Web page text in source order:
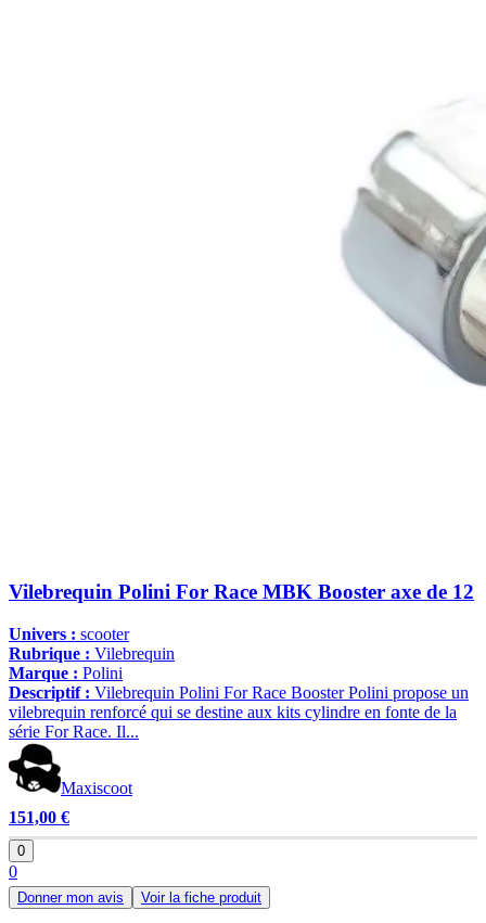
Vilebrequin Polini For Race MBK Booster axe de 12
Univers : scooter
Rubrique : Vilebrequin
Marque : Polini
Descriptif : Vilebrequin Polini For Race Booster Polini propose un
vilebrequin renforcé qui se destine aux kits cylindre en fonte de la
série For Race. Il...
Maxiscoot
151,00 €
0
0
Donner mon avis Voir la fiche produit